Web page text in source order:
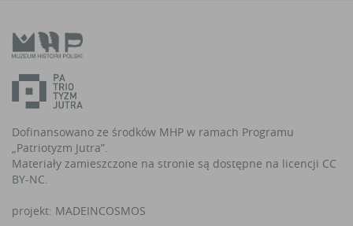
Dofinansowano ze środków MHP w ramach Programu
„Patriotyzm Jutra”.
Materiały zamieszczone na stronie są dostępne na licencji CC
BY-NC.
projekt: MADEINCOSMOS